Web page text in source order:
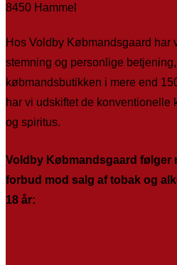
8450 Hammel
Hos Voldby Købmandsgaard har
stemning og personlige
købmandsbutikken i mere end
har vi udskiftet de konventionelle
og spiritus.
Voldby Købmandsgaard følger
forbud mod salg af tobak og
18 år: